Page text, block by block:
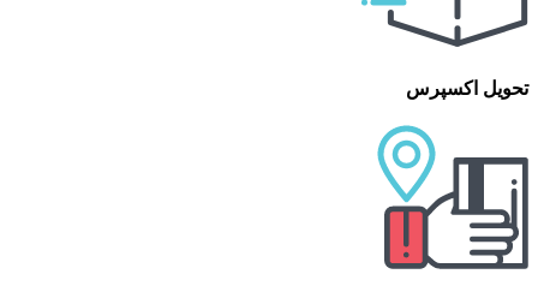
تحویل اکسپرس